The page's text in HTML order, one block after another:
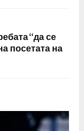
“да се
посетата на